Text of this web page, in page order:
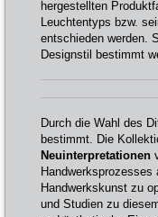
hergestellten
Leuchtentyps bzw.
entschieden werden.
Designstil bestimmt
Durch die Wahl des
bestimmt. Die
Neuinterpretationen
Handwerkskunst zu
und Studien zu